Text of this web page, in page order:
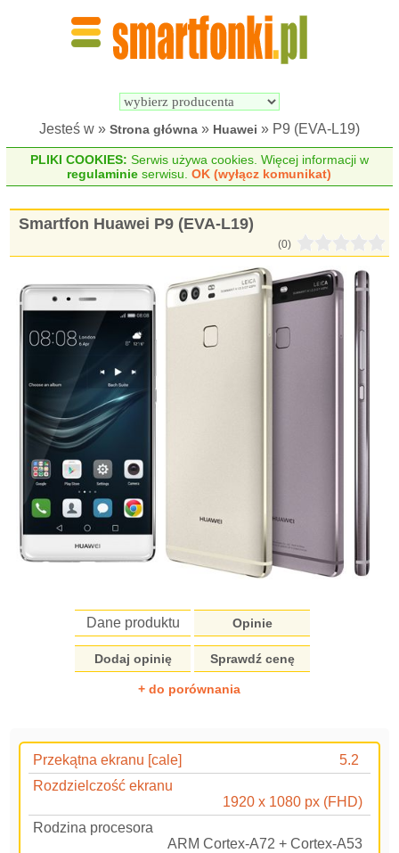
Jesteś w » Strona główna » Huawei » P9 (EVA-L19)
PLIKI COOKIES: Serwis używa cookies. Więcej informacji w
regulaminie serwisu.OK (wyłącz komunikat)
Smartfon Huawei P9 (EVA-L19)
(0)
Dane produktu Opinie
Dodaj opinię Sprawdź cenę
+ do porównania
Przekątna ekranu [cale]
5.2
Rozdzielczość ekranu
1920 x 1080 px (FHD)
Rodzina procesora
ARM Cortex-A72 + Cortex-A53